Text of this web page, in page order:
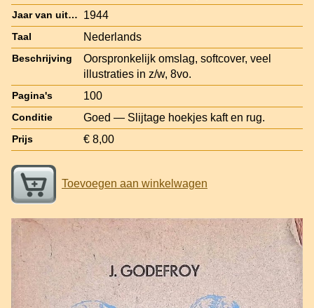
Jaar van uitgave 1944
Taal Nederlands
Beschrijving
Oorspronkelijk omslag, softcover, veel
illustraties in z/w, 8vo.
Pagina's 100
Conditie Goed — Slijtage hoekjes kaft en rug.
Prijs € 8,00
Toevoegen aan winkelwagen